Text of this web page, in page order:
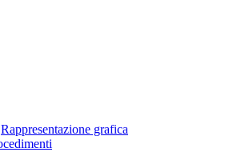
Rappresentazione grafica